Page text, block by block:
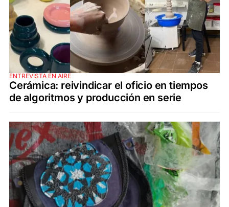
ENTREVISTA EN AIRE
Cerámica: reivindicar el oficio en tiempos
de algoritmos y producción en serie